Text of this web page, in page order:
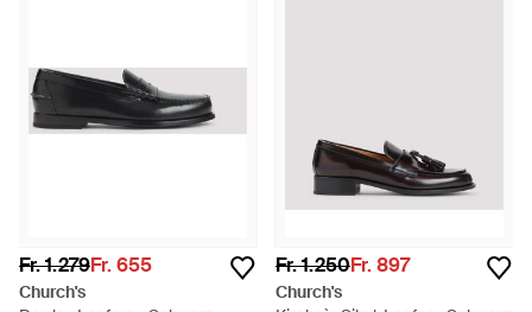
Fr. 1.279Fr. 655
Church's
Fr. 1.250Fr. 897
Church's